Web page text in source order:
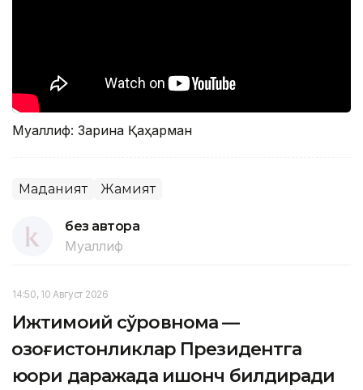
Муаллиф: Зарина Қаҳарман
Маданият Жамият
без автора
Муаллиф
14:50, 10 Август 2026
Ижтимоий сўровнома —
қозоғистонликлар Президентга
юқори даражада ишонч билдиради